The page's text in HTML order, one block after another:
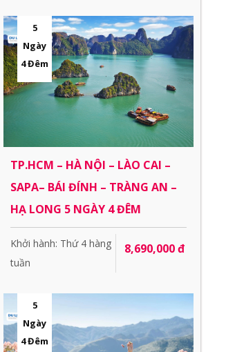
5
Ngày
4 Đêm
TP.HCM – HÀ NỘI – LÀO CAI –
SAPA– BÁI ĐÍNH – TRÀNG AN –
HẠ LONG 5 NGÀY 4 ĐÊM
Khởi hành: Thứ 4 hàng
tuần
8,690,000 đ
5
Ngày
4 Đêm